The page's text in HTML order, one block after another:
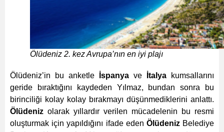
Ölüdeniz 2. kez Avrupa’nın en iyi plajı
Ölüdeniz’in bu anketle İspanya ve İtalya kumsallarını
geride bıraktığını kaydeden Yılmaz, bundan sonra bu
birinciliği kolay kolay bırakmayı düşünmediklerini anlattı.
Ölüdeniz olarak yıllardır verilen mücadelenin bu resmi
oluşturmak için yapıldığını ifade eden ÖlüdenizBelediye